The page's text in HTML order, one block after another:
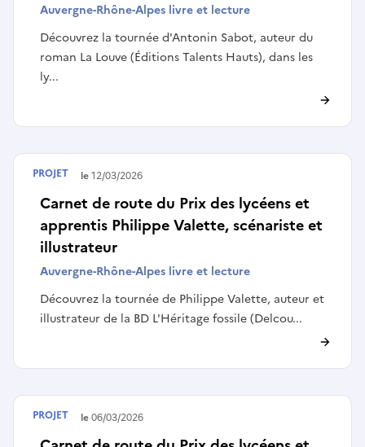
Auvergne-Rhône-Alpes livre et lecture
Découvrez la tournée d'Antonin Sabot, auteur du
roman La Louve (Éditions Talents Hauts), dans les
ly...
Carnet de route du Prix des lycéens et
apprentis Philippe Valette, scénariste et
illustrateur
Auvergne-Rhône-Alpes livre et lecture
Découvrez la tournée de Philippe Valette, auteur et
illustrateur de la BD L'Héritage fossile (Delcou...
Terminé le12/03/2026
PROJET
Terminé le06/03/2026
PROJET